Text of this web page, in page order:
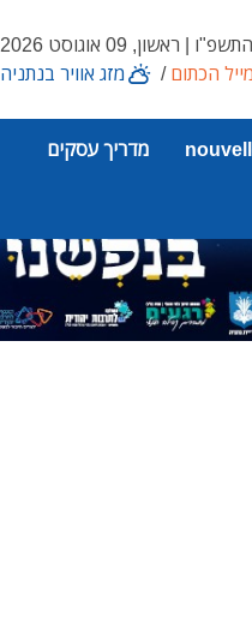
| ראשון, 09 אוגוסט 2026
הכתום/ מזג אוויר בנתניה
מדריך עסקים